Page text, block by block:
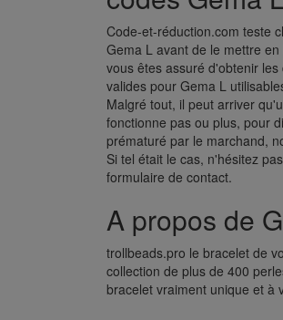
Code-et-réduction.com teste
Gema L avant de le mettre
vous êtes assuré d'obtenir
valides pour Gema L
Malgré tout, il peut arriver
fonctionne pas ou plus, pour
prématuré par le marchand,
Si tel était le cas, n'hésitez
formulaire de contact.
A propos de
trollbeads.pro le bracelet de
collection de plus de 400
bracelet vraiment unique et à